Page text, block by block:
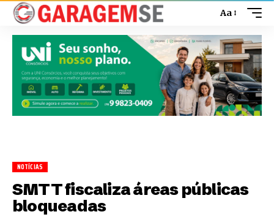
Aa
NOTÍCIAS
SMTT fiscaliza áreas públicas
bloqueadas